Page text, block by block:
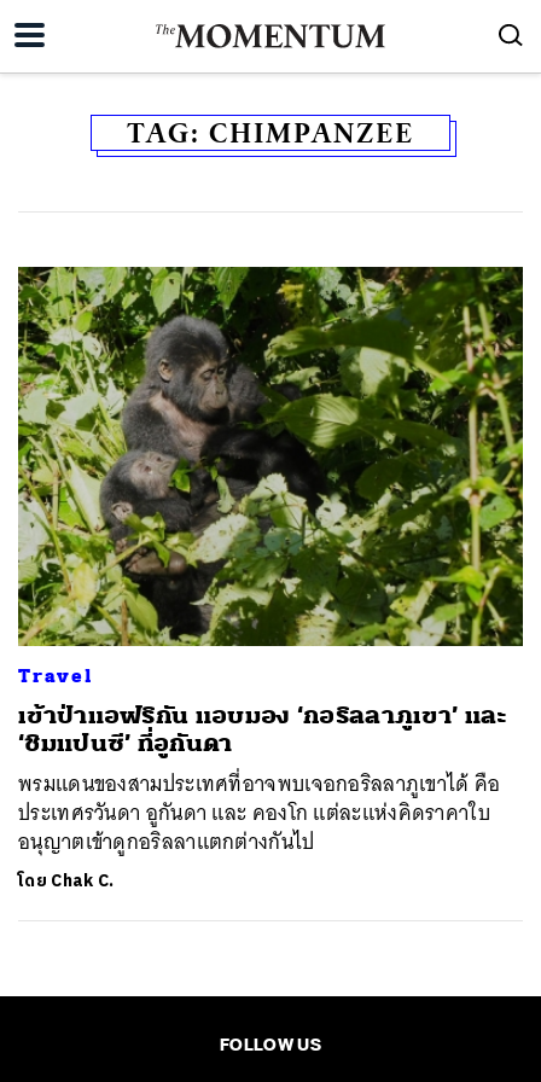
TAG: CHIMPANZEE
Travel
เข้าป่าแอฟริกัน แอบมอง ‘กอริลลาภูเขา’ และ
‘ชิมแปนซี’ ที่อูกันดา
พรมแดนของสามประเทศที่อาจพบเจอกอริลลาภูเขาได้ คือ
ประเทศรวันดา อูกันดา และ คองโก แต่ละแห่งคิดราคาใบ
อนุญาตเข้าดูกอริลลาแตกต่างกันไป
โดย Chak C.
FOLLOW US
ค้นหา
SHARE TWEET LINE EMAIL